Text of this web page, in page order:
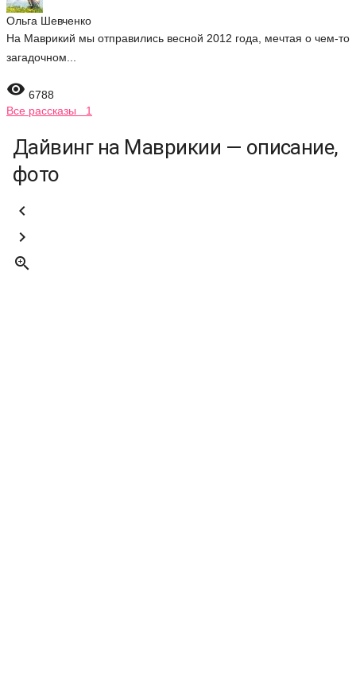
Ольга Шевченко
На Маврикий мы отправились весной 2012 года, мечтая о чем-то
загадочном...
 6788
Все рассказы 1
Дайвинг на Маврикии — описание,
фото


